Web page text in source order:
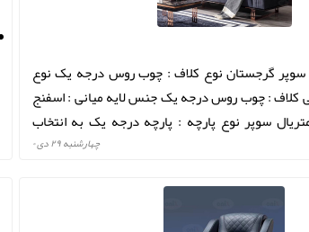
گرجستان نوع کلاف : چوب روس درجه یک نوع
کلاف : چوب روس درجه یک جنس لایه میانی : اسفنج
سوپر نوع پارچه : پارچه درجه یک به انتخاب
چهارشنبه ۲۹ دی ۰